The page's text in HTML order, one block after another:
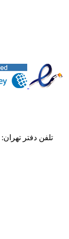
تلفن دفتر تهران: